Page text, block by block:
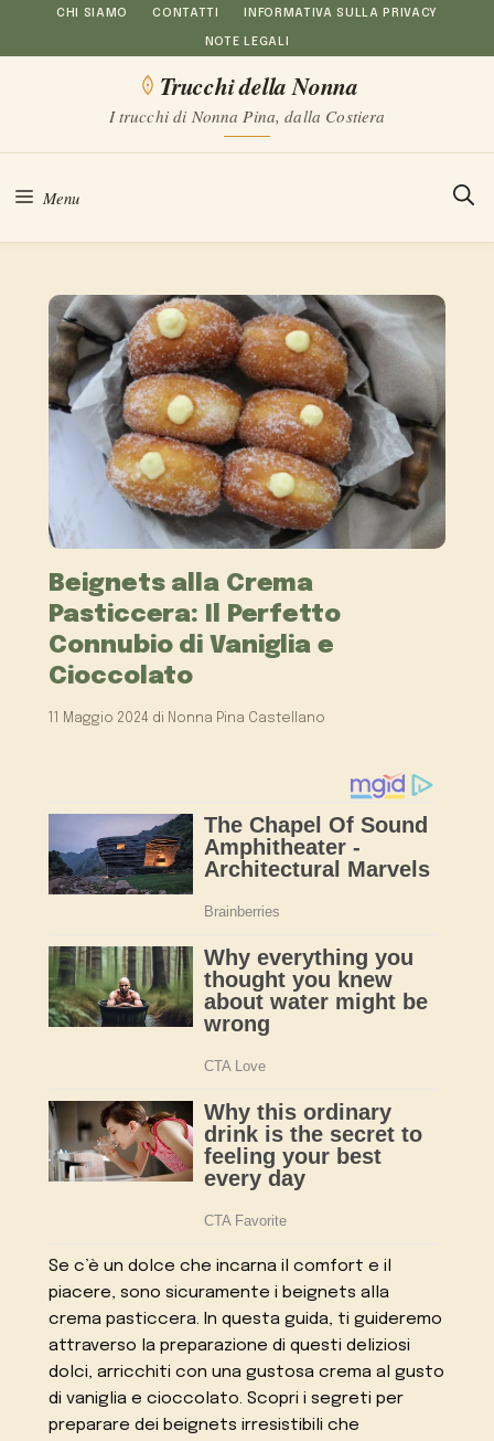
al
CHI SIAMO CONTATTI INFORMATIVA SULLA PRIVACY
NOTE LEGALI
Trucchi della Nonna
I trucchi di Nonna Pina, dalla Costiera
Menu
Beignets alla Crema
Pasticcera: Il Perfetto
Connubio di Vaniglia e
Cioccolato
11 Maggio 2024 di Nonna Pina Castellano
Se c’è un dolce che incarna il comfort e il
piacere, sono sicuramente i beignets alla
crema pasticcera. In questa guida, ti guideremo
attraverso la preparazione di questi deliziosi
dolci, arricchiti con una gustosa crema al gusto
di vaniglia e cioccolato. Scopri i segreti per
preparare dei beignets irresistibili che